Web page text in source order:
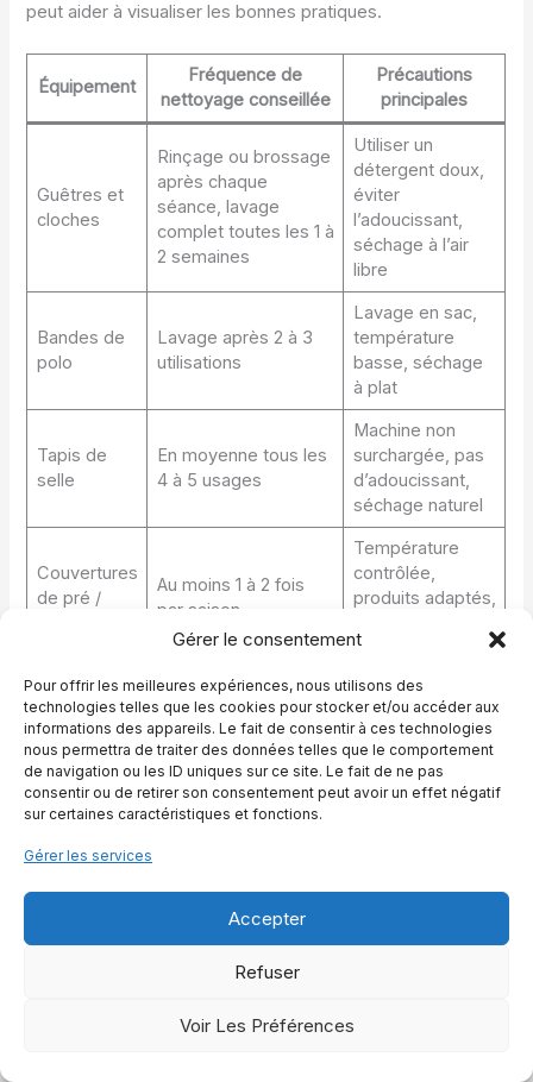
Gérer le consentement
Pour offrir les meilleures expériences, nous utilisons des
technologies telles que les cookies pour stocker et/ou accéder aux
informations des appareils. Le fait de consentir à ces technologies
nous permettra de traiter des données telles que le comportement
de navigation ou les ID uniques sur ce site. Le fait de ne pas
consentir ou de retirer son consentement peut avoir un effet négatif
sur certaines caractéristiques et fonctions.
Gérer les services
Accepter
Refuser
Voir Les Préférences
peut aider à visualiser les bonnes pratiques.
Équipement
Fréquence de
nettoyage conseillée
Précautions
principales
Guêtres et
cloches
Rinçage ou brossage
après chaque
séance, lavage
complet toutes les 1 à
2 semaines
Utiliser un
détergent doux,
éviter
l’adoucissant,
séchage à l’air
libre
Bandes de
polo
Lavage après 2 à 3
utilisations
Lavage en sac,
température
basse, séchage
à plat
Tapis de
selle
En moyenne tous les
4 à 5 usages
Machine non
surchargée, pas
d’adoucissant,
séchage naturel
Couvertures
de pré /
Au moins 1 à 2 fois
par saison
Température
contrôlée,
produits adaptés,
l’imperméabilité
On voit ainsi que la philosophie reste la même : douceur
des produits, température maîtrisée et séchage naturel.
Ce trio garantit une bonne efficacitédu nettoyage sans
sacrifier la solidité des tissus. Pour choisir une nouvelle
couverture ou comparer différents modèles, il peut être
utile de parcourir des guides comme ceux qui expliquent
comment
mode de vie, car un cheval tondu, fin de peau ou très
frileux n’aura pas les mêmes besoins.
pansage. Des brosses propres, comme le rappelle un